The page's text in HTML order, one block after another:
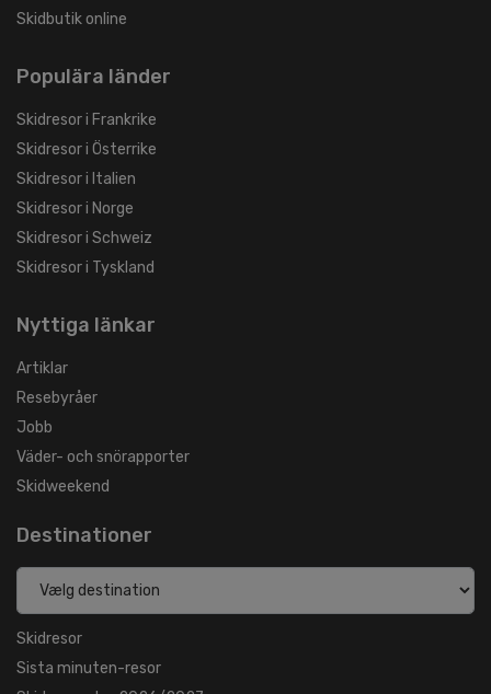
Skidbutik online
Populära länder
Skidresor i Frankrike
Skidresor i Österrike
Skidresor i Italien
Skidresor i Norge
Skidresor i Schweiz
Skidresor i Tyskland
Nyttiga länkar
Artiklar
Resebyråer
Jobb
Väder- och snörapporter
Skidweekend
Destinationer
Skidresor
Sista minuten-resor